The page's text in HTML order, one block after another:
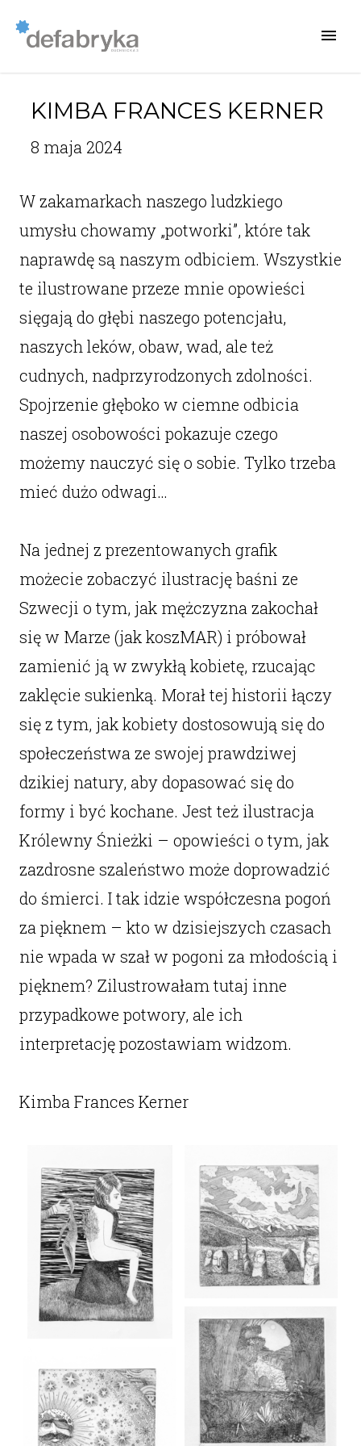
KIMBA FRANCES KERNER
8 maja 2024
W zakamarkach naszego ludzkiego
umysłu chowamy „potworki”, które tak
naprawdę są naszym odbiciem. Wszystkie
te ilustrowane przeze mnie opowieści
sięgają do głębi naszego potencjału,
naszych leków, obaw, wad, ale też
cudnych, nadprzyrodzonych zdolności.
Spojrzenie głęboko w ciemne odbicia
naszej osobowości pokazuje czego
możemy nauczyć się o sobie. Tylko trzeba
mieć dużo odwagi…
Na jednej z prezentowanych grafik
możecie zobaczyć ilustrację baśni ze
Szwecji o tym, jak mężczyzna zakochał
się w Marze (jak koszMAR) i próbował
zamienić ją w zwykłą kobietę, rzucając
zaklęcie sukienką. Morał tej historii łączy
się z tym, jak kobiety dostosowują się do
społeczeństwa ze swojej prawdziwej
dzikiej natury, aby dopasować się do
formy i być kochane. Jest też ilustracja
Królewny Śnieżki – opowieści o tym, jak
zazdrosne szaleństwo może doprowadzić
do śmierci. I tak idzie współczesna pogoń
za pięknem – kto w dzisiejszych czasach
nie wpada w szał w pogoni za młodością i
pięknem? Zilustrowałam tutaj inne
przypadkowe potwory, ale ich
interpretację pozostawiam widzom.
Kimba Frances Kerner